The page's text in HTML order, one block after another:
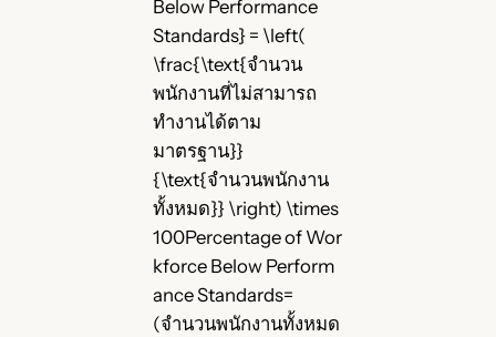
Below Performance
Standards} = \left(
\frac{\text{จำนวน
พนักงานที่ไม่สามารถ
ทำงานได้ตาม
มาตรฐาน}}
{\text{จำนวนพนักงาน
ทั้งหมด}} \right) \times
100Percentage of Wor
kforce Below Perform
ance Standards=
(จำนวนพนักงานทั้งหมด